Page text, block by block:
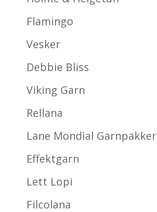
Flamingo
Vesker
Debbie Bliss
Viking Garn
Rellana
Lane Mondial Garnpakker
Effektgarn
Lett Lopi
Filcolana